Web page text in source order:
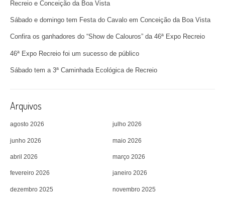
Recreio e Conceição da Boa Vista
Sábado e domingo tem Festa do Cavalo em Conceição da Boa Vista
Confira os ganhadores do “Show de Calouros” da 46ª Expo Recreio
46ª Expo Recreio foi um sucesso de público
Sábado tem a 3ª Caminhada Ecológica de Recreio
Arquivos
agosto 2026 julho 2026
junho 2026 maio 2026
abril 2026 março 2026
fevereiro 2026 janeiro 2026
dezembro 2025 novembro 2025